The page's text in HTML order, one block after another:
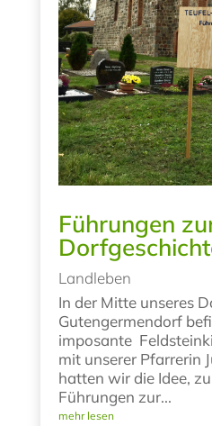
Führungen
Landleben
In der Mitte unseres
Gutengermendorf
imposante
mit unserer Pfarrerin
hatten wir die Idee,
Führungen zur...
mehr lesen